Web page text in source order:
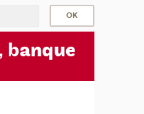
banque